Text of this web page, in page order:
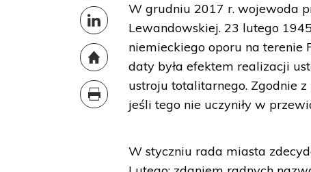
W grudniu 2017 r. wojewoda
Lewandowskiej. 23 lutego
niemieckiego oporu na terenie
daty była efektem realizacji
ustroju totalitarnego. Zgodnie
jeśli tego nie uczyniły w
W styczniu rada miasta